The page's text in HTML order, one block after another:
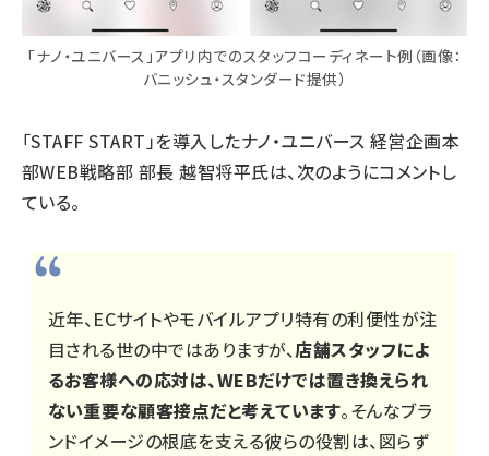
「ナノ・ユニバース」アプリ内でのスタッフコーディネート例（画像：
バニッシュ・スタンダード提供）
「STAFF START」を導入したナノ・ユニバース 経営企画本
部WEB戦略部 部長 越智将平氏は、次のようにコメントし
ている。
近年、ECサイトやモバイルアプリ特有の利便性が注
目される世の中ではありますが、店舗スタッフによ
るお客様への応対は、WEBだけでは置き換えられ
ない重要な顧客接点だと考えています。そんなブラ
ンドイメージの根底を支える彼らの役割は、図らず